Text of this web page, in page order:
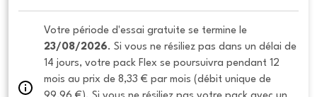
23/08/2026. Si vous ne résiliez pas dans un délai de
14 jours, votre pack Flex se poursuivra pendant 12
mois au prix de 8,33 € par mois (débit unique de